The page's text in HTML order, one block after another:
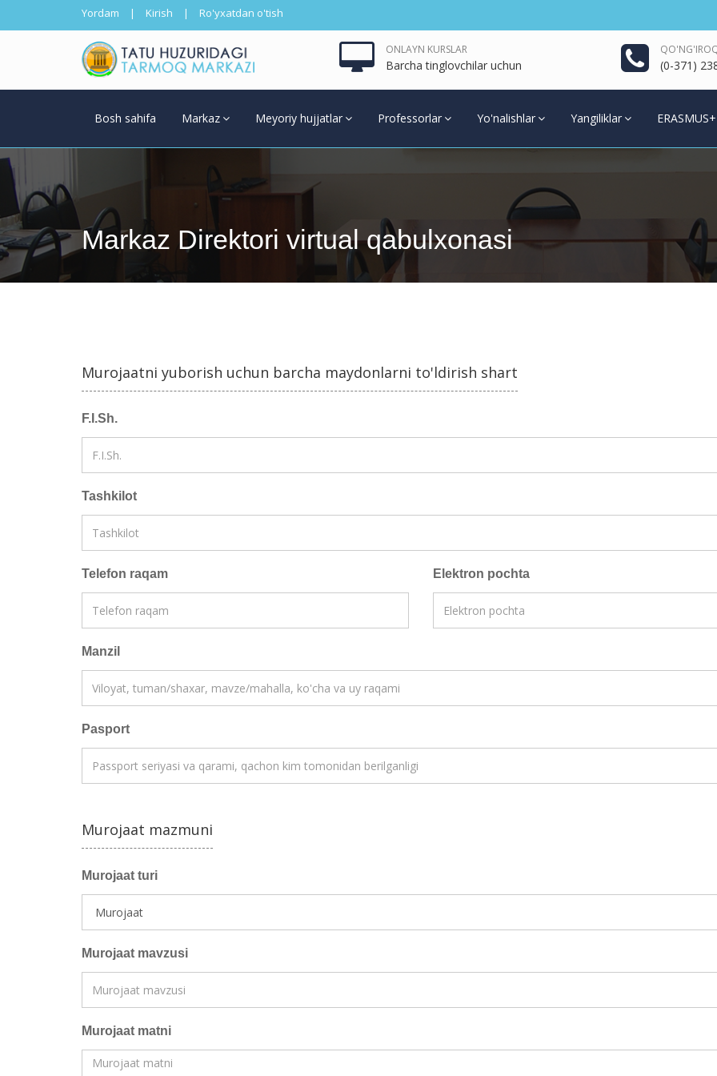
Yordam | Kirish | Ro'yxatdan o'tish
ONLAYN KURSLAR
Barcha tinglovchilar uchun (0-371)
Bosh sahifa Markaz Meyoriy hujjatlar Professorlar Yo'nalishlar Yangiliklar ERASMUS+
Markaz Direktori virtual qabulxonasi
Murojaatni yuborish uchun barcha maydonlarni to'ldirish shart
F.I.Sh.
Tashkilot
Telefon raqam Elektron pochta
Manzil
Pasport
Murojaat mazmuni
Murojaat turi
Murojaat mavzusi
Murojaat matni